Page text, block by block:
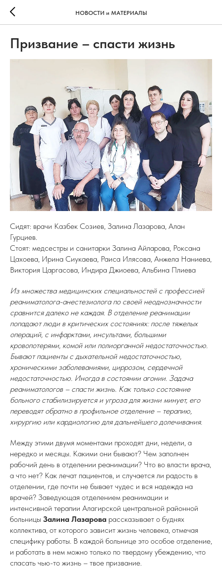
НОВОСТИ и МАТЕРИАЛЫ
Призвание – спасти жизнь
Сидят: врачи Казбек Созиев, Залина Лазарова, Алан
Гурциев.
Стоят: медсестры и санитарки Залина Айларова, Роксана
Цахоева, Ирина Сиукаева, Раиса Илясова, Анжела Наниева,
Виктория Царгасова, Индира Джиоева, Альбина Плиева
Из множества медицинских специальностей с профессией
реаниматолога-анестезиолога по своей неоднозначности
сравнится далеко не каждая. В отделение реанимации
попадают люди в критических состояниях: после тяжелых
операций, с инфарктами, инсультами, большими
кровопотерями, комой или полиорганной недостаточностью.
Бывают пациенты с дыхательной недостаточностью,
хроническими заболеваниями, циррозом, сердечной
недостаточностью. Иногда в состоянии агонии. Задача
реаниматологов – спасти жизнь. Как только состояние
больного стабилизируется и угроза для жизни минует, его
переводят обратно в профильное отделение – терапию,
хирургию или кардиологию для дальнейшего долечивания.
Между этими двумя моментами проходят дни, недели, а
нередко и месяцы. Какими они бывают? Чем заполнен
рабочий день в отделении реанимации? Что во власти врача,
а что нет? Как лечат пациентов, и случается ли радость в
отделении, где почти не бывает чудес и вся надежда на
врачей? Заведующая отделением реанимации и
интенсивной терапии Алагирской центральной районной
больницы Залина Лазарова рассказывает о буднях
коллектива, от которого зависит жизнь человека, отмечая
специфику работы. В каждой больнице это особое отделение,
и работать в нем можно только по твердому убеждению, что
спасать чью-то жизнь – твое призвание.